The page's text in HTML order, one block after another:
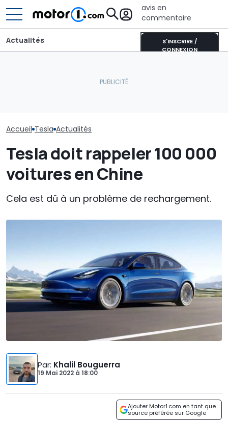
avis en
commentaire
S'INSCRIRE /
CONNEXION
Actualités
Accueil Tesla Actualités
Tesla doit rappeler 100 000
voitures en Chine
Cela est dû à un problème de rechargement.
Par: Khalil Bouguerra
19 Mai 2022 à 18:00
Ajouter Motor1.com en tant que
source préférée sur Google